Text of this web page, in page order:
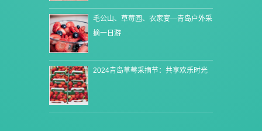
毛公山、草莓园、农家宴—青岛户外采
摘一日游
2024青岛草莓采摘节：共享欢乐时光